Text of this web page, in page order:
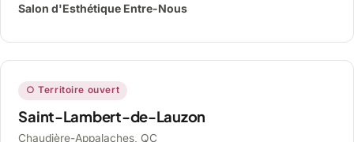
Salon d'Esthétique Entre-Nous
○ Territoire ouvert
Saint-Lambert-de-Lauzon
Chaudière-Appalaches, QC